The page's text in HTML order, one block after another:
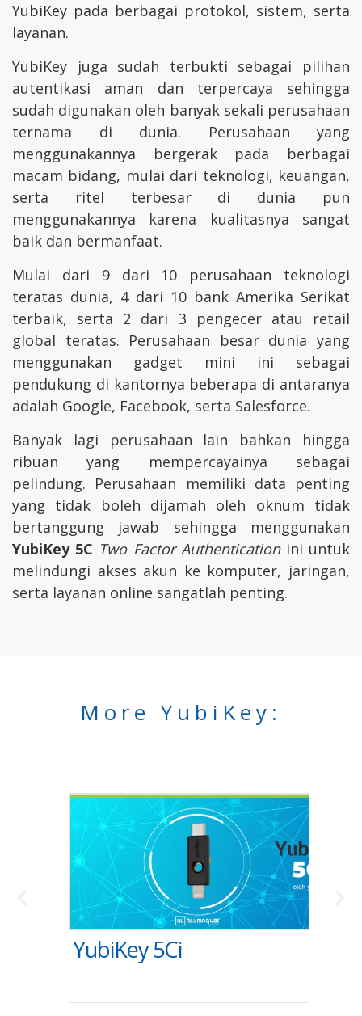
YubiKey pada berbagai protokol, sistem, serta
layanan.
YubiKey juga sudah terbukti sebagai pilihan
autentikasi aman dan terpercaya sehingga
sudah digunakan oleh banyak sekali perusahaan
ternama di dunia. Perusahaan yang
menggunakannya bergerak pada berbagai
macam bidang, mulai dari teknologi, keuangan,
serta ritel terbesar di dunia pun
menggunakannya karena kualitasnya sangat
baik dan bermanfaat.
Mulai dari 9 dari 10 perusahaan teknologi
teratas dunia, 4 dari 10 bank Amerika Serikat
terbaik, serta 2 dari 3 pengecer atau retail
global teratas. Perusahaan besar dunia yang
menggunakan gadget mini ini sebagai
pendukung di kantornya beberapa di antaranya
adalah Google, Facebook, serta Salesforce.
Banyak lagi perusahaan lain bahkan hingga
ribuan yang mempercayainya sebagai
pelindung. Perusahaan memiliki data penting
yang tidak boleh dijamah oleh oknum tidak
bertanggung jawab sehingga menggunakan
YubiKey 5C Two Factor Authenticationini untuk
melindungi akses akun ke komputer, jaringan,
serta layanan online sangatlah penting.
More YubiKey:
YubiKey 5Ci